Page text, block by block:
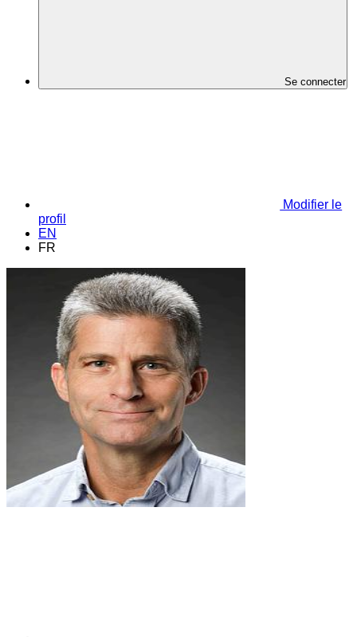
Se connecter
Modifier le
profil
EN
FR